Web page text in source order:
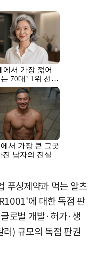
푸싱제약과 먹는 알츠
에 대한 독점 판
로벌 개발·허가·생
) 규모의 독점 판권